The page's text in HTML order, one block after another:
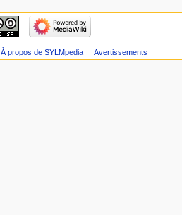
À propos de SYLMpedia Avertissements